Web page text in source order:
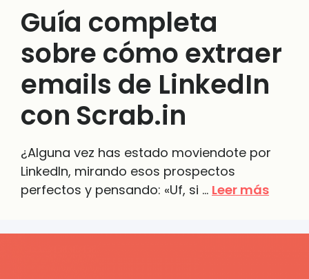
Guía completa
sobre cómo extraer
emails de LinkedIn
con Scrab.in
¿Alguna vez has estado moviendote por
LinkedIn, mirando esos prospectos
perfectos y pensando: «Uf, si … Leer más